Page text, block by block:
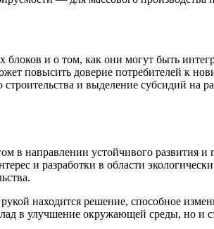
и о том, как они могут быть
повысить доверие потребителей к
и выделение субсидий на
направлении устойчивого развития и
и разработки в области
находится решение, способное
в улучшение окружающей среды, но и